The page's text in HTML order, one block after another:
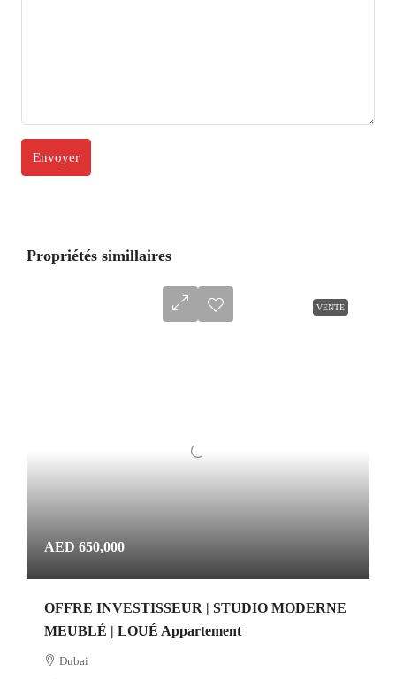
Propriétés simillaires
VENTE
AED 650,000
OFFRE INVESTISSEUR | STUDIO MODERNE
MEUBLÉ | LOUÉ Appartement
Dubai